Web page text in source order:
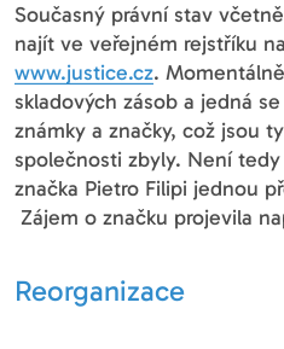
Současný právní stav
najít ve veřejném rejstříku
www.justice.cz.
skladových zásob a jedná
známky a značky, což jsou
společnosti zbyly. Není
značka Pietro Filipi jednou
Zájem o značku projevila
Reorganizace